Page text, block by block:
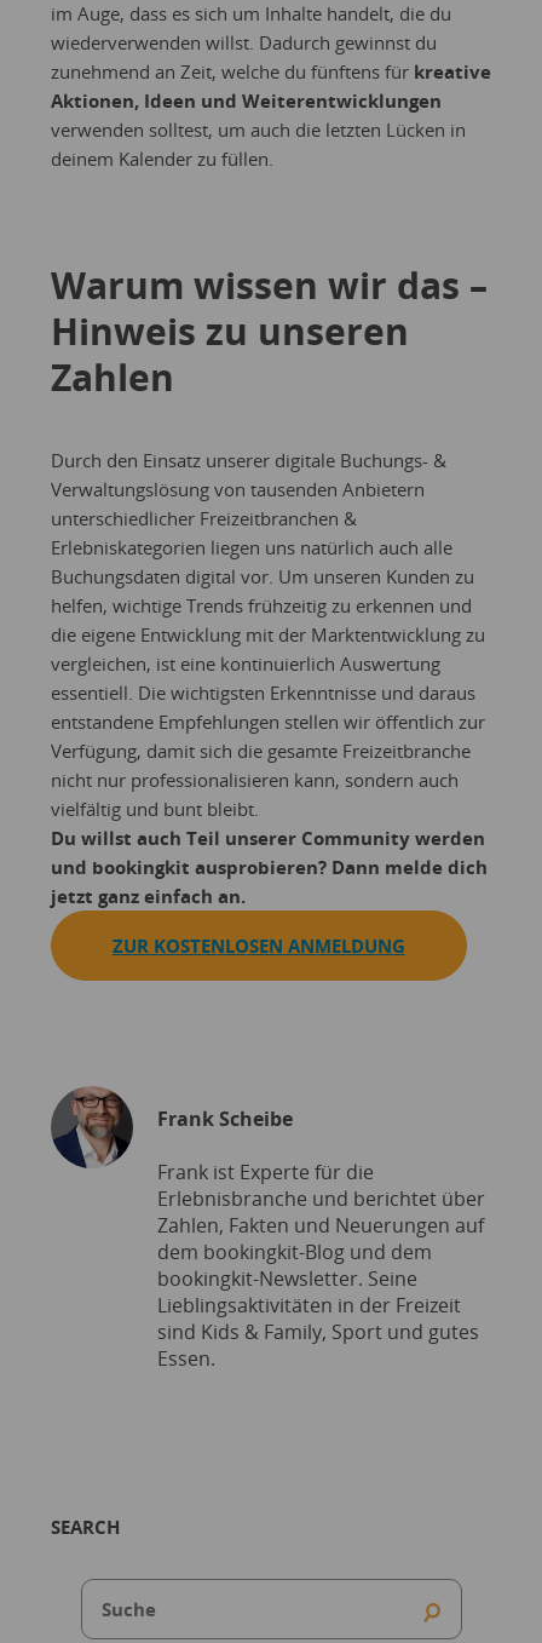
im Auge, dass es sich um Inhalte handelt, die du
wiederverwenden willst. Dadurch gewinnst du
zunehmend an Zeit, welche du fünftens für kreative
Aktionen, Ideen und Weiterentwicklungen
verwenden solltest, um auch die letzten Lücken in
deinem Kalender zu füllen.
Warum wissen wir das –
Hinweis zu unseren
Zahlen
Durch den Einsatz unserer digitale Buchungs- &
Verwaltungslösung von tausenden Anbietern
unterschiedlicher Freizeitbranchen &
Erlebniskategorien liegen uns natürlich auch alle
Buchungsdaten digital vor. Um unseren Kunden zu
helfen, wichtige Trends frühzeitig zu erkennen und
die eigene Entwicklung mit der Marktentwicklung zu
vergleichen, ist eine kontinuierlich Auswertung
essentiell. Die wichtigsten Erkenntnisse und daraus
entstandene Empfehlungen stellen wir öffentlich zur
Verfügung, damit sich die gesamte Freizeitbranche
nicht nur professionalisieren kann, sondern auch
vielfältig und bunt bleibt.
Du willst auch Teil unserer Community werden
und bookingkit ausprobieren? Dann melde dich
jetzt ganz einfach an.
ZUR KOSTENLOSEN ANMELDUNG
SEARCH
Frank Scheibe
Frank ist Experte für die
Erlebnisbranche und berichtet über
Zahlen, Fakten und Neuerungen auf
dem bookingkit-Blog und dem
bookingkit-Newsletter. Seine
Lieblingsaktivitäten in der Freizeit
sind Kids & Family, Sport und gutes
Essen.